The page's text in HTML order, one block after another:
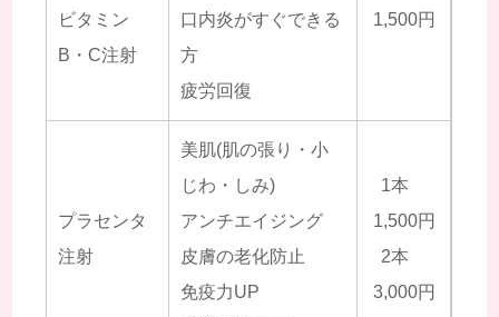
ビタミン
B・C注射
口内炎がすぐできる
方
疲労回復
1,500円
プラセンタ
注射
美肌(肌の張り・小
じわ・しみ)
アンチエイジング
皮膚の老化防止
免疫力UP
1本
1,500円
2本
3,000円